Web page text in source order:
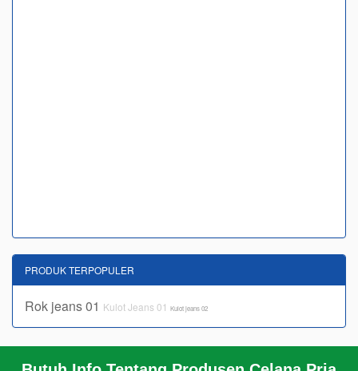
PRODUK TERPOPULER
Rok jeans 01 Kulot Jeans 01 Kulot jeans 02